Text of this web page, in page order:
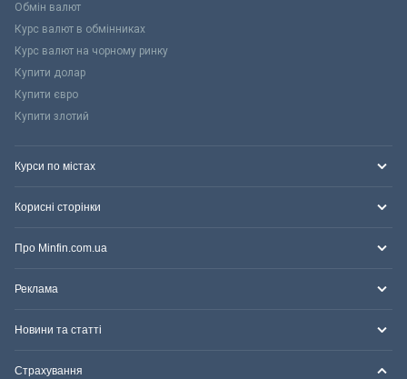
Обмін валют
Курс валют в обмінниках
Курс валют на чорному ринку
Купити долар
Купити євро
Купити злотий
Курси по містах
Корисні сторінки
Про Minfin.com.ua
Реклама
Новини та статті
Страхування